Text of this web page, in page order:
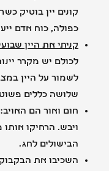
קונים יין בוטיק כשר,
כפולה, כוח אדם ייעודי,
קניתי את היין שבועיים
לכולם יש מקרר יינות
לשמור על היין במצב
שלושה כללים פשוטים:
חום ואור הם האויב:
ויבש. הרחיקו אותו
הבישולים לחג.
השכיבו את הבקבוק: אם